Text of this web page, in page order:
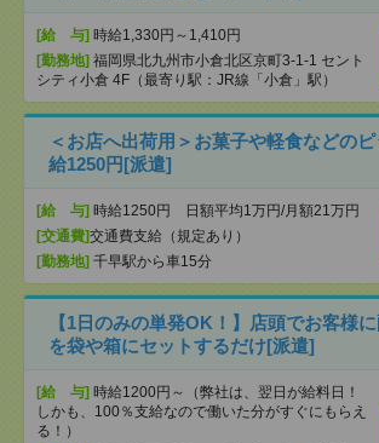
[給 与] 時給1,330円～1,410円
[勤務地] 福岡県北九州市小倉北区京町3-1-1 セント
シティ小倉 4F（最寄り駅：JR線「小倉」駅）
＜お店へ出荷用＞お菓子や軽食などの
給1250円[派遣]
[給 与] 時給1250円 日額平均1万円/月額21万円
[交通費]交通費支給（規定あり）
[勤務地] 千早駅から車15分
【1日のみの単発OK！】店頭でお客様
を袋や箱にセットするだけ[派遣]
[給 与] 時給1200円～（弊社は、翌日が給料日！
しかも、100％支給なので働いた分がすぐにもらえ
る！）